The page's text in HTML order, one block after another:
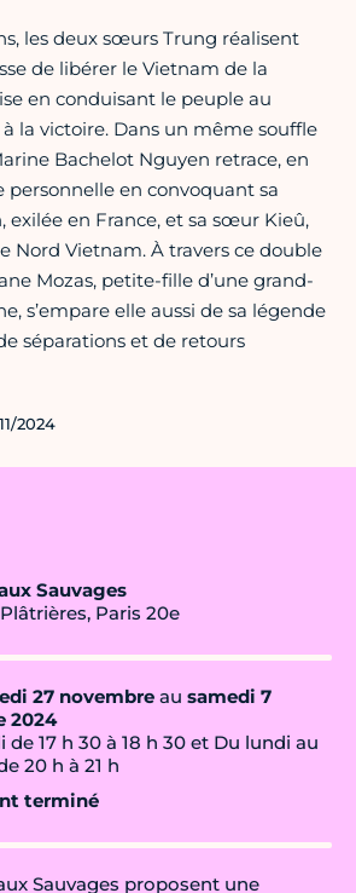
Sauvages
Paris 20e
27 novembre au samedi 7
2024
de 17 h 30 à 18 h 30 et Du lundi au
20 h à 21 h
terminé
Sauvages proposent une
les deux sœurs Trung réalisent
de libérer le Vietnam de la
en conduisant le peuple au
la victoire. Dans un même souffle
Bachelot Nguyen retrace, en
personnelle en convoquant sa
exilée en France, et sa sœur Kieû,
Nord Vietnam. À travers ce double
Mozas, petite-fille d’une grand-
s’empare elle aussi de sa légende
séparations et de retours
2024